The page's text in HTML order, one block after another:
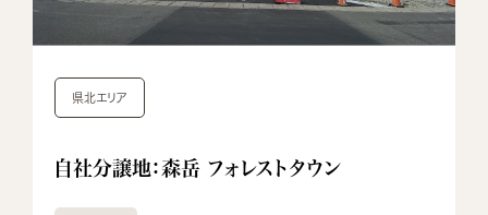
自社分譲地：森岳 フォレストタウン
県北エリア